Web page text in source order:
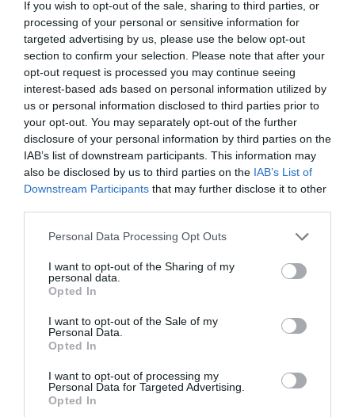
If you wish to opt-out of the sale, sharing to third parties, or
processing of your personal or sensitive information for
targeted advertising by us, please use the below opt-out
section to confirm your selection. Please note that after your
opt-out request is processed you may continue seeing
interest-based ads based on personal information utilized by
us or personal information disclosed to third parties prior to
your opt-out. You may separately opt-out of the further
disclosure of your personal information by third parties on the
IAB’s list of downstream participants. This information may
also be disclosed by us to third parties on the IAB’s List of
Downstream Participants that may further disclose it to other
Please note that this website/app uses one or more Google
not limited to your visit or usage behaviour. You may click to
grant or deny consent to Google and its third-party tags to
use your data for below specified purposes in below Google
consent section.
Personal Data Processing Opt Outs
I want to opt-out of the Sharing of my
personal data.
Opted In
I want to opt-out of the Sale of my
Personal Data.
Opted In
I want to opt-out of processing my
Personal Data for Targeted Advertising.
Opted In
Francesco Meneguzzo
CONVIDIDI 0
FRANCESCO MENEGUZZO
Reportage Sudafrica /6: le baraccopoli di Città del Capo
Roma, Tronca si presenta: sinagoga e monumenti antifascisti
YOU MAY ALSO LIKE